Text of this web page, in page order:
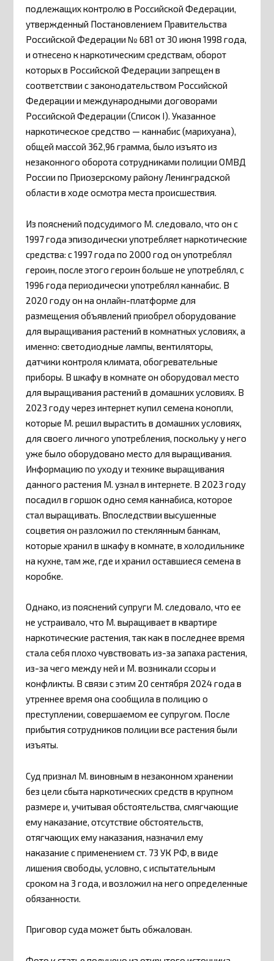
подлежащих контролю в Российской Федерации,
утвержденный Постановлением Правительства
Российской Федерации № 681 от 30 июня 1998 года,
и отнесено к наркотическим средствам, оборот
которых в Российской Федерации запрещен в
соответствии с законодательством Российской
Федерации и международными договорами
Российской Федерации (Список I). Указанное
наркотическое средство — каннабис (марихуана),
общей массой 362,96 грамма, было изъято из
незаконного оборота сотрудниками полиции ОМВД
России по Приозерскому району Ленинградской
области в ходе осмотра места происшествия.
Из пояснений подсудимого М. следовало, что он с
1997 года эпизодически употребляет наркотические
средства: с 1997 года по 2000 год он употреблял
героин, после этого героин больше не употреблял, с
1996 года периодически употреблял каннабис. В
2020 году он на онлайн-платформе для
размещения объявлений приобрел оборудование
для выращивания растений в комнатных условиях, а
именно: светодиодные лампы, вентиляторы,
датчики контроля климата, обогревательные
приборы. В шкафу в комнате он оборудовал место
для выращивания растений в домашних условиях. В
2023 году через интернет купил семена конопли,
которые М. решил вырастить в домашних условиях,
для своего личного употребления, поскольку у него
уже было оборудовано место для выращивания.
Информацию по уходу и технике выращивания
данного растения М. узнал в интернете. В 2023 году
посадил в горшок одно семя каннабиса, которое
стал выращивать. Впоследствии высушенные
соцветия он разложил по стеклянным банкам,
которые хранил в шкафу в комнате, в холодильнике
на кухне, там же, где и хранил оставшиеся семена в
коробке.
Однако, из пояснений супруги М. следовало, что ее
не устраивало, что М. выращивает в квартире
наркотические растения, так как в последнее время
стала себя плохо чувствовать из-за запаха растения,
из-за чего между ней и М. возникали ссоры и
конфликты. В связи с этим 20 сентября 2024 года в
утреннее время она сообщила в полицию о
преступлении, совершаемом ее супругом. После
прибытия сотрудников полиции все растения были
изъяты.
Суд признал М. виновным в незаконном хранении
без цели сбыта наркотических средств в крупном
размере и, учитывая обстоятельства, смягчающие
ему наказание, отсутствие обстоятельств,
отягчающих ему наказания, назначил ему
наказание с применением ст. 73 УК РФ, в виде
лишения свободы, условно, с испытательным
сроком на 3 года, и возложил на него определенные
обязанности.
Приговор суда может быть обжалован.